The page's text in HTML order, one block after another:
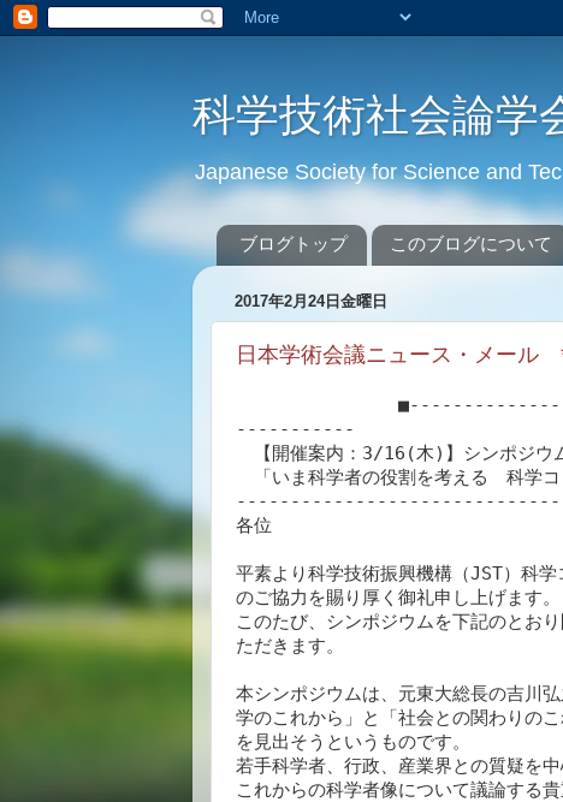
科学技術社会論学
Japanese Society for Science and
ブログトップ このブログについて
2017年2月24日金曜日
日本学術会議ニュース・メー
-----------
【開催案内：3/16(木)】シンポジウ
「いま科学者の役割を考える　科学コ
各位
平素より科学技術振興機構（JST）科
のご協力を賜り厚く御礼申し上げます。
このたび、シンポジウムを下記のとお
ただきます。
本シンポジウムは、元東大総長の吉川
学のこれから」と「社会との関わりの
を見出そうというものです。
若手科学者、行政、産業界との質疑を中
これからの科学者像について議論する